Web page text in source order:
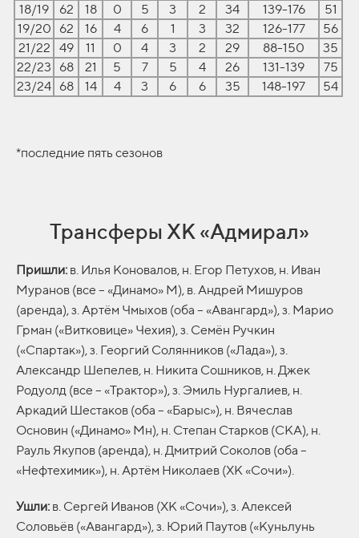
18/19
62 18 0 5 3 2 34 139-176
51
19/20
62 16 4 6 1 3 32 126-177
56
21/22
49 11 0 4 3 2 29 88-150
35
22/23
68 21 5 7 5 4 26 131-139
75
23/24 68 14 4 3 6 6 35 148-197 54
*последние пять сезонов
Трансферы ХК «Адмирал»
Пришли: в. Илья Коновалов, н. Егор Петухов, н. Иван
Муранов (все – «Динамо» М), в. Андрей Мишуров
(аренда), з. Артём Чмыхов (оба – «Авангард»), з. Марио
Грман («Витковице» Чехия), з. Семён Ручкин
(«Спартак»), з. Георгий Солянников («Лада»), з.
Александр Шепелев, н. Никита Сошников, н. Джек
Родуолд (все – «Трактор»), з. Эмиль Нургалиев, н.
Аркадий Шестаков (оба – «Барыс»), н. Вячеслав
Основин («Динамо» Мн), н. Степан Старков (СКА), н.
Рауль Якупов (аренда), н. Дмитрий Соколов (оба –
«Нефтехимик»), н. Артём Николаев (ХК «Сочи»).
Ушли: в. Сергей Иванов (ХК «Сочи»), з. Алексей
Соловьёв («Авангард»), з. Юрий Паутов («Куньлунь